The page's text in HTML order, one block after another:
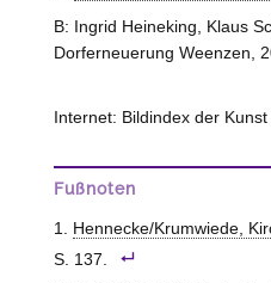
B: Ingrid Heineking, Klaus
Dorferneuerung Weenzen,
Internet: Bildindex der
Fußnoten
Hennecke/Krumwiede,
S. 137.